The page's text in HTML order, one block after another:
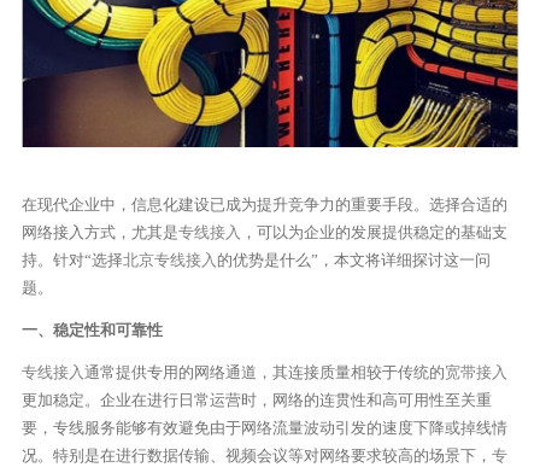
在现代企业中，信息化建设已成为提升竞争力的重要手段。选择合适的
网络接入方式，尤其是专线接入 ，可以为企业的发展提供稳定的基础支
持。针对“选择北京专线接入 的优势是什么”，本文将详细探讨这一问
题。
一、稳定性和可靠性
专线接入通常提供专用的网络通道，其连接质量相较于传统的宽带接入
更加稳定。企业在进行日常运营时，网络的连贯性和高可用性至关重
要，专线服务能够有效避免由于网络流量波动引发的速度下降或掉线情
况。特别是在进行数据传输、视频会议等对网络要求较高的场景下， 专